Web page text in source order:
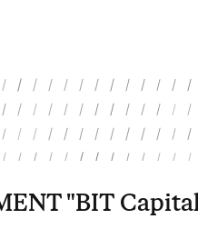
"BIT